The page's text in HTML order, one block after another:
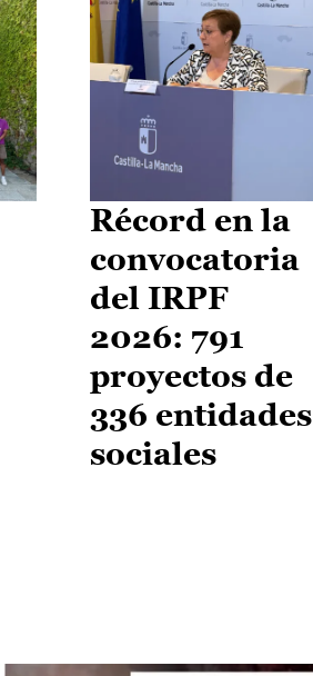
Récord en la
convocatoria
del IRPF
2026: 791
proyectos de
336 entidades
sociales